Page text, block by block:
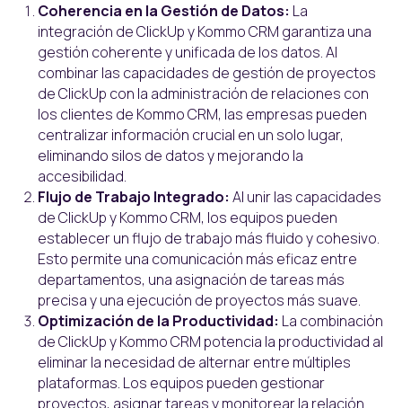
Coherencia en la Gestión de Datos: La
integración de ClickUp y Kommo CRM garantiza una
gestión coherente y unificada de los datos. Al
combinar las capacidades de gestión de proyectos
de ClickUp con la administración de relaciones con
los clientes de Kommo CRM, las empresas pueden
centralizar información crucial en un solo lugar,
eliminando silos de datos y mejorando la
accesibilidad.
Flujo de Trabajo Integrado: Al unir las capacidades
de ClickUp y Kommo CRM, los equipos pueden
establecer un flujo de trabajo más fluido y cohesivo.
Esto permite una comunicación más eficaz entre
departamentos, una asignación de tareas más
precisa y una ejecución de proyectos más suave.
Optimización de la Productividad: La combinación
de ClickUp y Kommo CRM potencia la productividad al
eliminar la necesidad de alternar entre múltiples
plataformas. Los equipos pueden gestionar
proyectos, asignar tareas y monitorear la relación